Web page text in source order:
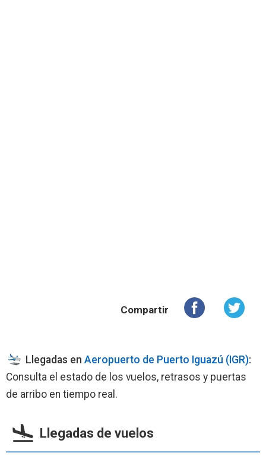
Compartir
Llegadas en Aeropuerto de Puerto Iguazú (IGR):
Consulta el estado de los vuelos, retrasos y puertas
de arribo en tiempo real.
Llegadas de vuelos